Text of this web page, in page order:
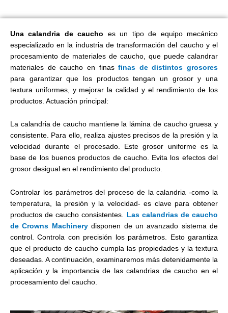
Una calandria de caucho es un tipo de equipo mecánico
especializado en la industria de transformación del caucho y el
procesamiento de materiales de caucho, que puede calandrar
materiales de caucho en finasfinas de distintos grosores
para garantizar que los productos tengan un grosor y una
textura uniformes, y mejorar la calidad y el rendimiento de los
productos. Actuación principal:
La calandria de caucho mantiene la lámina de caucho gruesa y
consistente. Para ello, realiza ajustes precisos de la presión y la
velocidad durante el procesado. Este grosor uniforme es la
base de los buenos productos de caucho. Evita los efectos del
grosor desigual en el rendimiento del producto.
Controlar los parámetros del proceso de la calandria -como la
temperatura, la presión y la velocidad- es clave para obtener
productos de caucho consistentes.
Las calandrias de caucho
de Crowns Machinerydisponen de un avanzado sistema de
control. Controla con precisión los parámetros. Esto garantiza
que el producto de caucho cumpla las propiedades y la textura
deseadas. A continuación, examinaremos más detenidamente la
aplicación y la importancia de las calandrias de caucho en el
procesamiento del caucho.